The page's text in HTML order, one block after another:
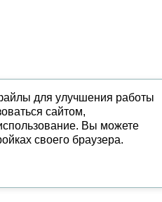
для улучшения работы
сайтом,
Вы можете
своего браузера.